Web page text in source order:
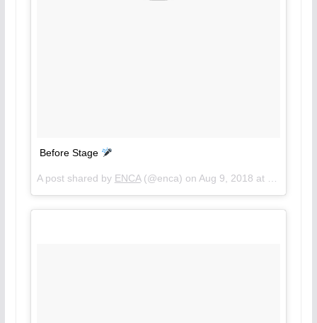
Before Stage
A post shared by ENCA(@enca) on Aug 9, 2018 at 5:57am PDT